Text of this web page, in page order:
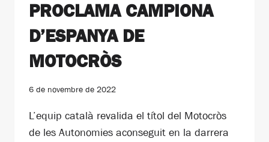
PROCLAMA CAMPIONA
D’ESPANYA DE
MOTOCRÒS
6 de novembre de 2022
L’equip català revalida el títol del Motocròs
de les Autonomies aconseguit en la darrera